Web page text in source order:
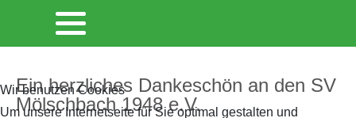
Ein herzliches Dankeschön an den SV
Mölschbach 1948 e.V.
Wir benutzen Cookies
Um unsere Internetseite für Sie optimal gestalten und
Archiv 2024
Archiv 2022
Newsletter
Videos
2023
2021
Lautrer Spendenschwimmen
Spendenaktionen 2024
Betterplace